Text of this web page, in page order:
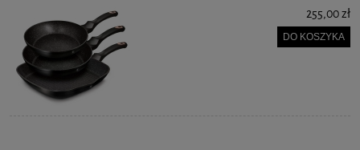
255,00 zł
DO KOSZYKA